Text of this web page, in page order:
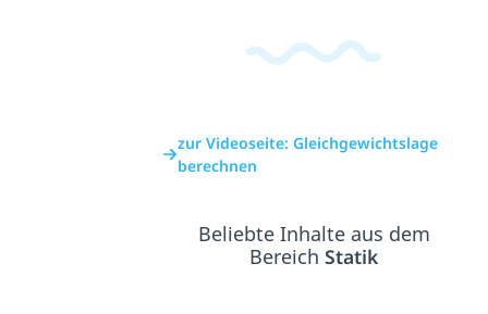
zur Videoseite: Gleichgewichtslage
berechnen
Beliebte Inhalte aus dem
BereichStatik